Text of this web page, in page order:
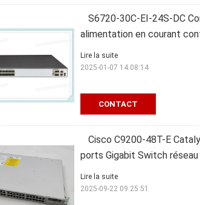
S6720-30C-EI-24S-DC
alimentation en courant
CONTACT
Lire la suite
2025-01-07 14:08:14
Cisco C9200-48T-E
ports Gigabit Switch réseau
Lire la suite
2025-09-22 09:25:51